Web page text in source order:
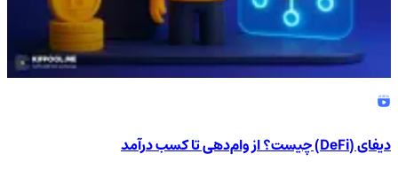
دیفای (DeFi) چیست؟ از وام‌دهی تا کسب درآمد